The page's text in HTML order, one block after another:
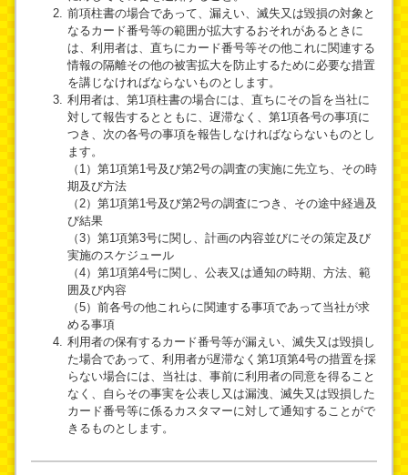
前項柱書の場合であって、漏えい、滅失又は毀損の対象と
なるカード番号等の範囲が拡大するおそれがあるときに
は、利用者は、直ちにカード番号等その他これに関連する
情報の隔離その他の被害拡大を防止するために必要な措置
を講じなければならないものとします。
利用者は、第1項柱書の場合には、直ちにその旨を当社に
対して報告するとともに、遅滞なく、第1項各号の事項に
つき、次の各号の事項を報告しなければならないものとし
ます。
（1）第1項第1号及び第2号の調査の実施に先立ち、その時
期及び方法
（2）第1項第1号及び第2号の調査につき、その途中経過及
び結果
（3）第1項第3号に関し、計画の内容並びにその策定及び
実施のスケジュール
（4）第1項第4号に関し、公表又は通知の時期、方法、範
囲及び内容
（5）前各号の他これらに関連する事項であって当社が求
める事項
利用者の保有するカード番号等が漏えい、滅失又は毀損し
た場合であって、利用者が遅滞なく第1項第4号の措置を採
らない場合には、当社は、事前に利用者の同意を得ること
なく、自らその事実を公表し又は漏洩、滅失又は毀損した
カード番号等に係るカスタマーに対して通知することがで
きるものとします。